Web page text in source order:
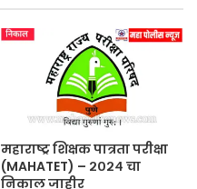
महाराष्ट्र शिक्षक पात्रता परीक्षा
(MAHATET) – २०२४ चा
निकाल जाहीर